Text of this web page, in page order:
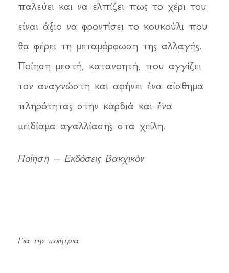
παλεύει και να ελπίζει πως το χέρι του
είναι άξιο να φροντίσει το κουκούλι που
θα φέρει τη μεταμόρφωση της αλλαγής.
Ποίηση μεστή, κατανοητή, που αγγίζει
τον αναγνώστη και αφήνει ένα αίσθημα
πληρότητας στην καρδιά και ένα
μειδίαμα αγαλλίασης στα χείλη.
Ποίηση – Εκδόσεις Βακχικόν
Για την ποιήτρια